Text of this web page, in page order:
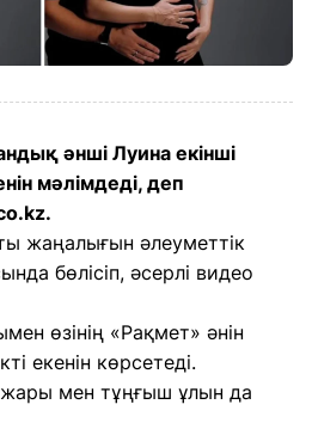
әнші Луина екінші
мәлімдеді, деп
жаңалығын әлеуметтік
бөлісіп, әсерлі видео
өзінің «Рақмет» әнін
екенін көрсетеді.
мен тұңғыш ұлын да